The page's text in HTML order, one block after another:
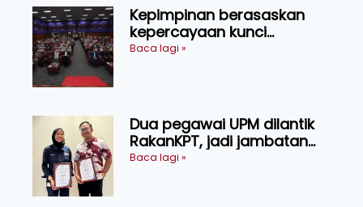
Kepimpinan berasaskan
kepercayaan kunci
kecemerlangan institusi -
Baca lagi »
Dua pegawai UPM dilantik
RakanKPT, jadi jambatan
maklumat ke akar umbi
Baca lagi »